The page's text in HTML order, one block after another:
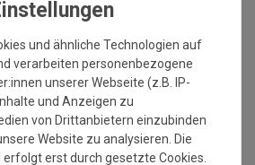
und ähnliche Technologien auf
verarbeiten personenbezogene
unserer Webseite (z.B. IP-
und Anzeigen zu
von Drittanbietern einzubinden
Website zu analysieren. Die
erst durch gesetzte Cookies.